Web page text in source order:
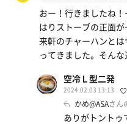
おー！行きましたね
はりストーブの正面
来軒のチャーハンと
ってきました。そん
空冷Ｌ型二発
2024.02.03 13:13
かめ@ASAさん
ありがトントゥ